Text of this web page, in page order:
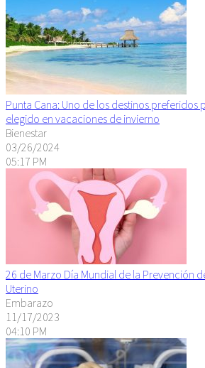
Punta Cana: Uno de los destinos preferidos
elegido en vacaciones de invierno
Bienestar
03/26/2024
05:17 PM
26 de Marzo Día Mundial de la Prevención
Uterino
Embarazo
11/17/2023
04:10 PM